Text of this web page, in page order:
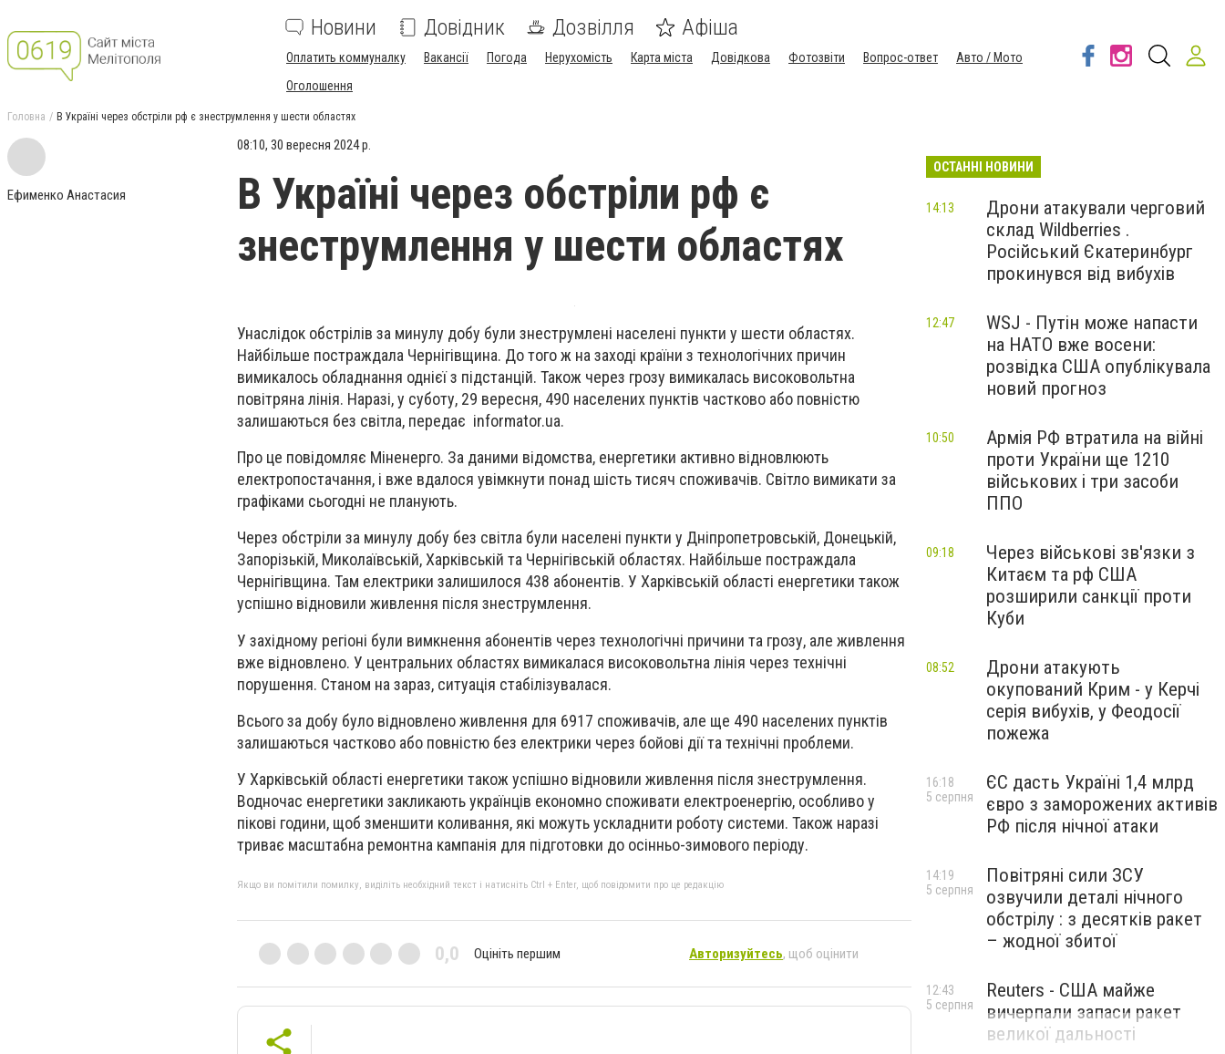
Новини Довідник Дозвілля Афіша
Оплатить коммуналку Вакансії Погода Нерухомість Карта міста Довідкова Фотозвіти Вопрос-ответ
Авто / Мото
Оголошення
Головна В Україні через обстріли рф є знеструмлення у шести областях
Ефименко Анастасия
08:10, 30 вересня 2024 р.
В Україні через обстріли рф є
знеструмлення у шести областях
Унаслідок обстрілів за минулу добу були знеструмлені населені пункти у шести областях.
Найбільше постраждала Чернігівщина. До того ж на заході країни з технологічних причин
вимикалось обладнання однієї з підстанцій. Також через грозу вимикалась високовольтна
повітряна лінія. Наразі, у суботу, 29 вересня, 490 населених пунктів частково або повністю
залишаються без світла, передає informator.ua.
Про це повідомляє Міненерго. За даними відомства, енергетики активно відновлюють
електропостачання, і вже вдалося увімкнути понад шість тисяч споживачів. Світло вимикати за
графіками сьогодні не планують.
Через обстріли за минулу добу без світла були населені пункти у Дніпропетровській, Донецькій,
Запорізькій, Миколаївській, Харківській та Чернігівській областях. Найбільше постраждала
Чернігівщина. Там електрики залишилося 438 абонентів. У Харківській області енергетики також
успішно відновили живлення після знеструмлення.
У західному регіоні були вимкнення абонентів через технологічні причини та грозу, але живлення
вже відновлено. У центральних областях вимикалася високовольтна лінія через технічні
порушення. Станом на зараз, ситуація стабілізувалася.
Всього за добу було відновлено живлення для 6917 споживачів, але ще 490 населених пунктів
залишаються частково або повністю без електрики через бойові дії та технічні проблеми.
У Харківській області енергетики також успішно відновили живлення після знеструмлення.
Водночас енергетики закликають українців економно споживати електроенергію, особливо у
пікові години, щоб зменшити коливання, які можуть ускладнити роботу системи. Також наразі
триває масштабна ремонтна кампанія для підготовки до осінньо-зимового періоду.
Якщо ви помітили помилку, виділіть необхідний текст і натисніть Ctrl + Enter, щоб повідомити про це редакцію
0,0 Оцініть першим Авторизуйтесь, щоб оцінити
ОСТАННІ НОВИНИ
Дрони атакували черговий
склад Wildberries .
Російський Єкатеринбург
прокинувся від вибухів
14:13
WSJ - Путін може напасти
на НАТО вже восени:
розвідка США опублікувала
новий прогноз
12:47
Армія РФ втратила на війні
проти України ще 1210
військових і три засоби
ППО
10:50
Через військові зв'язки з
Китаєм та рф США
розширили санкції проти
Куби
09:18
Дрони атакують
окупований Крим - у Керчі
серія вибухів, у Феодосії
пожежа
08:52
ЄС дасть Україні 1,4 млрд
євро з заморожених активів
РФ після нічної атаки
16:18
5 серпня
Повітряні сили ЗСУ
озвучили деталі нічного
обстрілу : з десятків ракет
– жодної збитої
14:19
5 серпня
Reuters - США майже
вичерпали запаси ракет
великої дальності
12:43
5 серпня